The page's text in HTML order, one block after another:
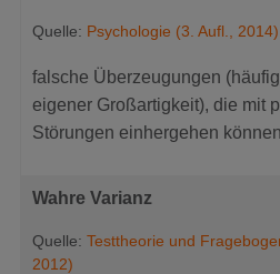
Quelle: Psychologie (3. Aufl., 2014)
falsche Überzeugungen
eigener Großartigkeit), die mit
Störungen einhergehen
Wahre Varianz
Quelle: Testtheorie und
2012)